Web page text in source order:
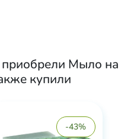
Мыло на
купили
-43%